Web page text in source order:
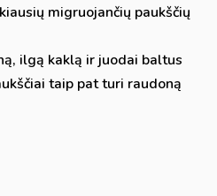
migruojančių paukščių
ilgą kaklą ir juodai baltus
taip pat turi raudoną